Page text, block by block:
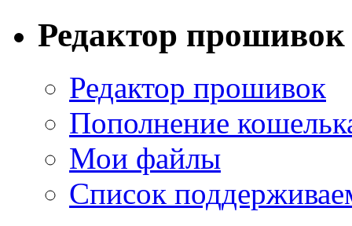
Редактор прошивок
Редактор прошивок
Пополнение
Мои файлы
Список